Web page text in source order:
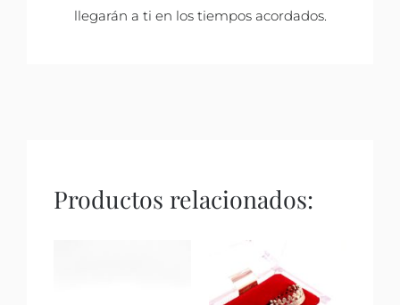
llegarán a ti en los tiempos acordados.
Productos relacionados: